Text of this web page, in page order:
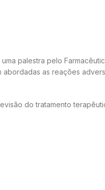
palestra pelo
as reações
do tratamento